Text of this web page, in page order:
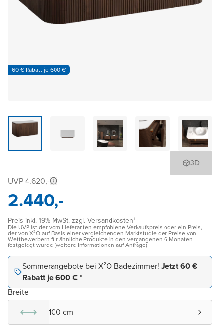
60 € Rabatt je 600 €
3D
UVP 4.620,-
2.440,-
Preis inkl. 19% MwSt. zzgl. Versandkosten¹
Die UVP ist der vom Lieferanten empfohlene Verkaufspreis oder ein Preis,
der von X²O auf Basis einer vergleichenden Marktstudie der Preise von
Wettbewerbern für ähnliche Produkte in den vergangenen 6 Monaten
festgelegt wurde (weitere Informationen auf Anfrage)
Sommerangebote bei X²O Badezimmer! Jetzt 60 €
Rabatt je 600 € *
Breite
100 cm